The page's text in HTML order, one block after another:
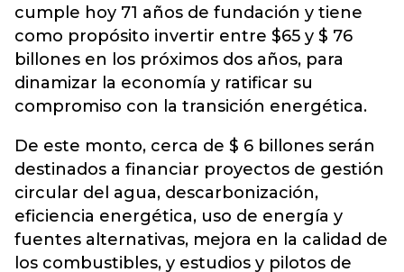
cumple hoy 71 años de fundación y tiene
como propósito invertir entre $65 y $ 76
billones en los próximos dos años, para
dinamizar la economía y ratificar su
compromiso con la transición energética.
De este monto, cerca de $ 6 billones serán
destinados a financiar proyectos de gestión
circular del agua, descarbonización,
eficiencia energética, uso de energía y
fuentes alternativas, mejora en la calidad de
los combustibles, y estudios y pilotos de